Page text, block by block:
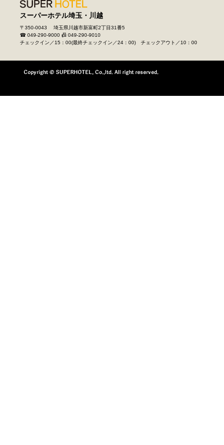
スーパーホテル埼玉・川越
〒350-0043 埼玉県川越市新富町2丁目31番5
☎ 049-290-9000 📠 049-290-9010
チェックイン／15：00(最終チェックイン／24：00) チェックアウト／10：00